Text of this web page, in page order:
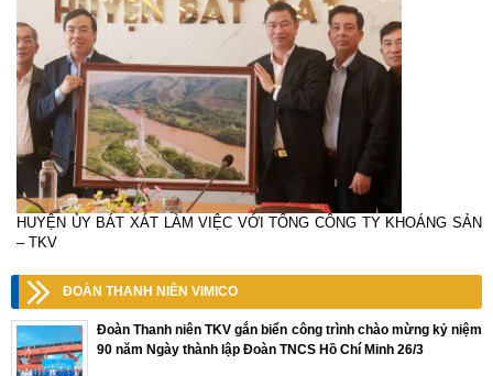
HUYỆN ỦY BÁT XÁT LÀM VIỆC VỚI TỔNG CÔNG TY KHOÁNG SẢN
– TKV
ĐOÀN THANH NIÊN VIMICO
Đoàn Thanh niên TKV gắn biển công trình chào mừng kỷ niệm
90 năm Ngày thành lập Đoàn TNCS Hồ Chí Minh 26/3